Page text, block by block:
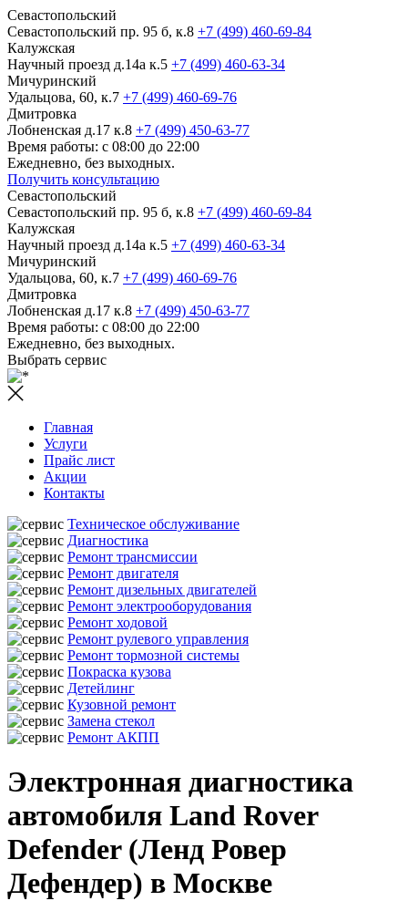
Севастопольский
Севастопольский пр. 95 б, к.8 +7 (499) 460-69-84
Калужская
Научный проезд д.14а к.5 +7 (499) 460-63-34
Мичуринский
Удальцова, 60, к.7 +7 (499) 460-69-76
Дмитровка
Лобненская д.17 к.8 +7 (499) 450-63-77
Время работы: с 08:00 до 22:00
Ежедневно, без выходных.
Получить консультацию
Севастопольский
Севастопольский пр. 95 б, к.8 +7 (499) 460-69-84
Калужская
Научный проезд д.14а к.5 +7 (499) 460-63-34
Мичуринский
Удальцова, 60, к.7 +7 (499) 460-69-76
Дмитровка
Лобненская д.17 к.8 +7 (499) 450-63-77
Время работы: с 08:00 до 22:00
Ежедневно, без выходных.
Выбрать сервис
Главная
Услуги
Прайс лист
Акции
Контакты
Техническое обслуживание
Диагностика
Ремонт трансмиссии
Ремонт двигателя
Ремонт дизельных двигателей
Ремонт электрооборудования
Ремонт ходовой
Ремонт рулевого управления
Ремонт тормозной системы
Покраска кузова
Детейлинг
Кузовной ремонт
Замена стекол
Ремонт АКПП
Электронная диагностика
автомобиля Land Rover
Defender (Ленд Ровер
Дефендер) в Москве